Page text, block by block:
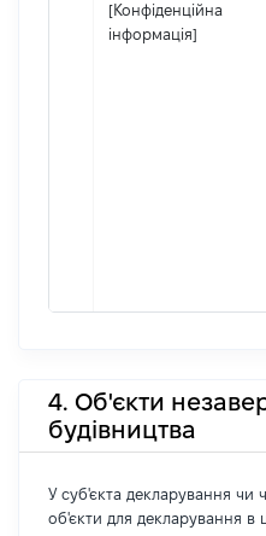
[Конфіденційна
інформація]
4. Об'єкти
будівництва
У суб'єкта декларування чи
об'єкти для декларування в